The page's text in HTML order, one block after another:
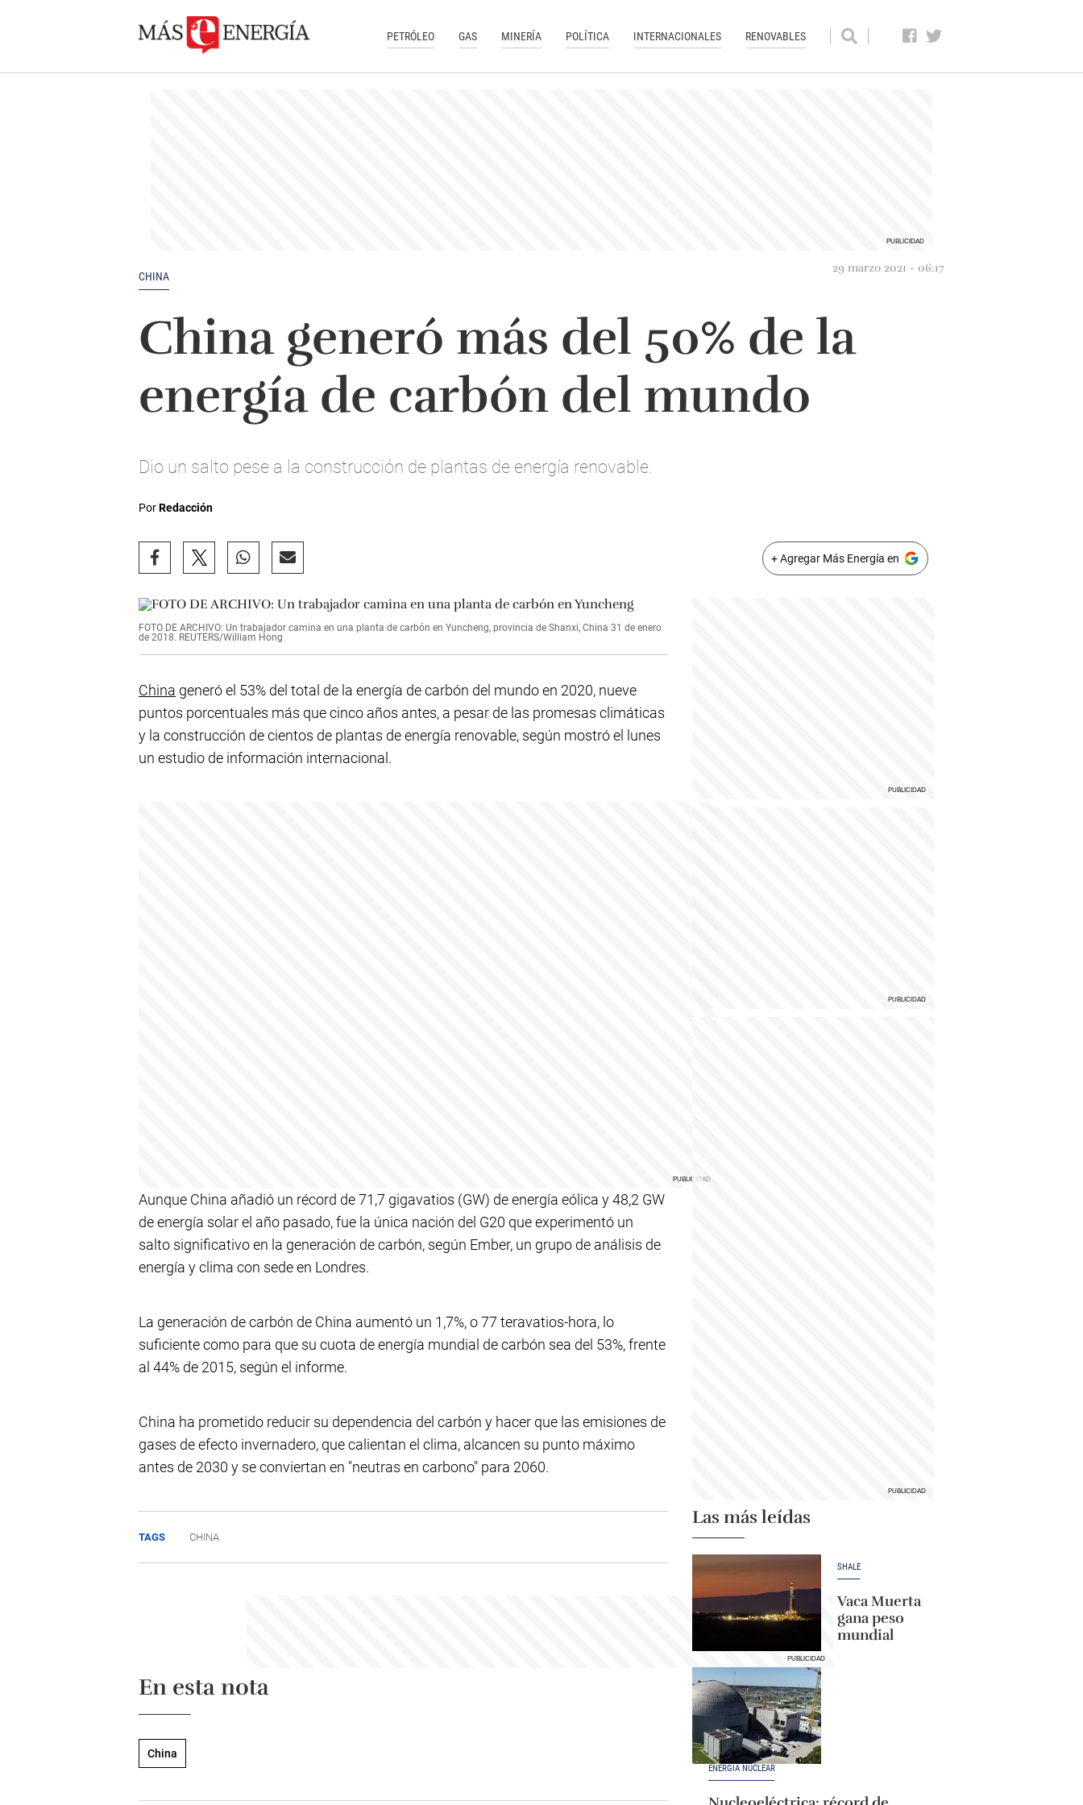
PETRÓLEO GAS MINERÍA POLÍTICA INTERNACIONALES RENOVABLES
CHINA
29 marzo 2021 - 06:17
China generó más del 50% de la
energía de carbón del mundo
Dio un salto pese a la construcción de plantas de energía renovable.
PorRedacción
+ Agregar Más Energía en
FOTO DE ARCHIVO: Un trabajador camina en una planta de carbón en Yuncheng, provincia de Shanxi, China 31 de enero
de 2018. REUTERS/William Hong
China generó el 53% del total de la energía de carbón del mundo en 2020, nueve
puntos porcentuales más que cinco años antes, a pesar de las promesas climáticas
y la construcción de cientos de plantas de energía renovable, según mostró el lunes
un estudio de información internacional.
Aunque China añadió un récord de 71,7 gigavatios (GW) de energía eólica y 48,2 GW
de energía solar el año pasado, fue la única nación del G20 que experimentó un
salto significativo en la generación de carbón, según Ember, un grupo de análisis de
energía y clima con sede en Londres.
La generación de carbón de China aumentó un 1,7%, o 77 teravatios-hora, lo
suficiente como para que su cuota de energía mundial de carbón sea del 53%, frente
al 44% de 2015, según el informe.
China ha prometido reducir su dependencia del carbón y hacer que las emisiones de
gases de efecto invernadero, que calientan el clima, alcancen su punto máximo
antes de 2030 y se conviertan en "neutras en carbono" para 2060.
TAGS CHINA
En esta nota
China
Las más leídas
SHALE
Vaca Muerta
gana peso
mundial
ENERGÍA NUCLEAR